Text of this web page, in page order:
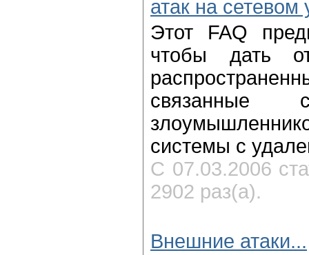
атак на сетевом
Этот FAQ
чтобы дать
связанные
системы с
С 07.03.2006
2902 раз(а).
Внешние атаки...